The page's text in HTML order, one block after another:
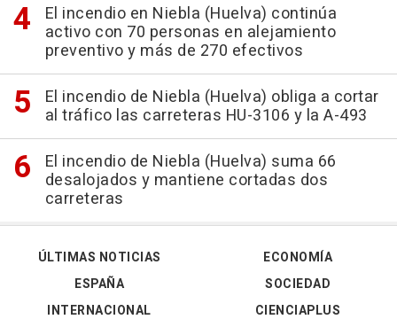
El incendio en Niebla (Huelva) continúa
activo con 70 personas en alejamiento
preventivo y más de 270 efectivos
El incendio de Niebla (Huelva) obliga a cortar
al tráfico las carreteras HU-3106 y la A-493
El incendio de Niebla (Huelva) suma 66
desalojados y mantiene cortadas dos
carreteras
ÚLTIMAS NOTICIAS
ESPAÑA
INTERNACIONAL
ECONOMÍA
SOCIEDAD
CIENCIAPLUS